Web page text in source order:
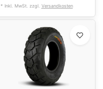
* Inkl. MwSt. zzgl. Versandkosten